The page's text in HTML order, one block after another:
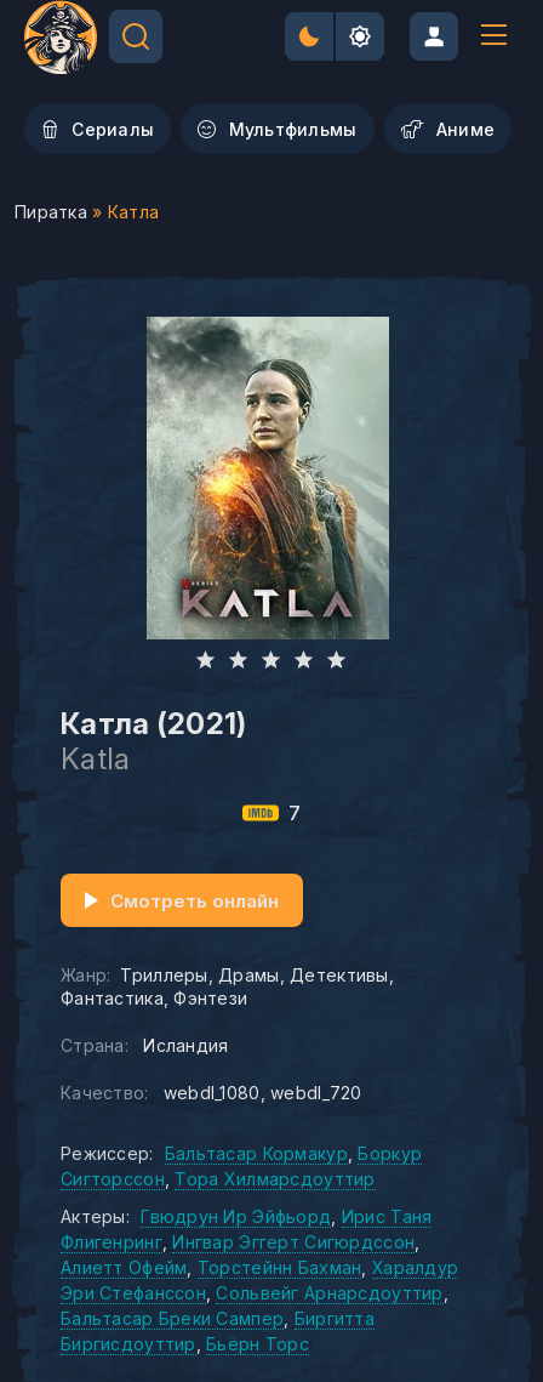
Сериалы Мультфильмы Aниме
Пиратка » Катла
Катла (2021)
Katla
7
Жанр: Триллеры Драмы
Детективы
Фантастика Фэнтези
Страна: Исландия
Качество: webdl_1080 webdl_720
Смотреть онлайн
Режиссер: Бальтасар Кормакур Боркур
Сигторссон Тора Хилмарсдоуттир
Актеры:
Гвюдрун Ир Эйфьорд
Ирис Таня
Флигенринг Ингвар Эггерт Сигюрдссон
Алиетт Офейм
Торстейнн Бахман Харалдур
Эри Стефанссон Сольвейг Арнарсдоуттир
Бальтасар Бреки Сампер Биргитта
Биргисдоуттир
Бьёрн Торс